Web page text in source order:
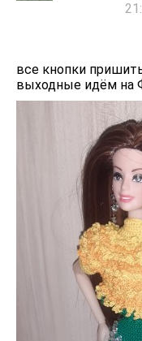
все кнопки
выходные идём на